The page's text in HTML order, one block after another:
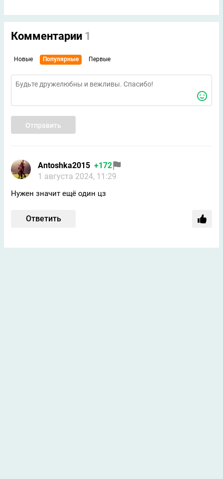
Комментарии 1
Новые Популярные Первые
Отправить
Antoshka2015 +172
1 августа 2024, 11:29
Нужен значит ещё один цз
Ответить